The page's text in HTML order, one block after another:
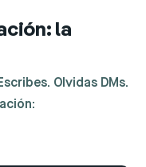
la
Olvidas DMs.